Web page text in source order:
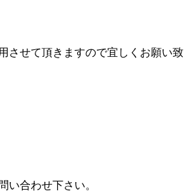
させて頂きますので宜しくお願い致
い合わせ下さい。